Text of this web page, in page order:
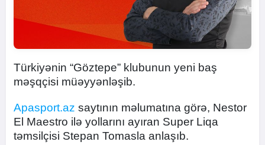
Türkiyənin “Göztepe” klubunun yeni baş
məşqçisi müəyyənləşib.
Apasport.az saytının məlumatına görə, Nestor
El Maestro ilə yollarını ayıran Super Liqa
təmsilçisi Stepan Tomasla anlaşıb.